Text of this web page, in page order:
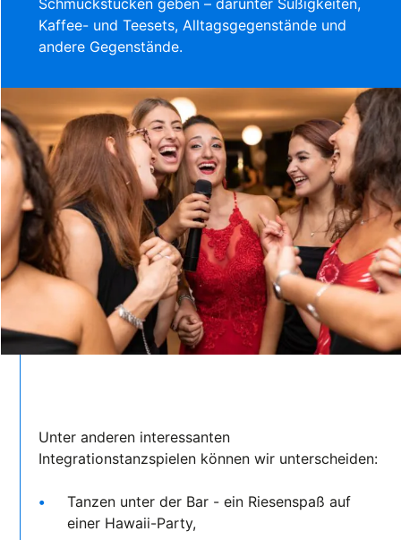
Kaffee- und Teesets, Alltagsgegenstände und
andere Gegenstände.
Unter anderen interessanten
Integrationstanzspielen können wir unterscheiden:
Tanzen unter der Bar - ein Riesenspaß auf
einer Hawaii-Party,